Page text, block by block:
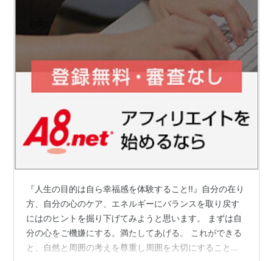
『人生の目的は自ら幸福感を体験すること‼️』自分の在り
方、自分の心のケア、エネルギーにバランスを取り戻す
にはのヒントを掘り下げてみようと思います。 まずは自
分の心をご機嫌にする。満たしてあげる。 これができる
と、自然と周囲の考えを尊重し周囲を大切にすることが